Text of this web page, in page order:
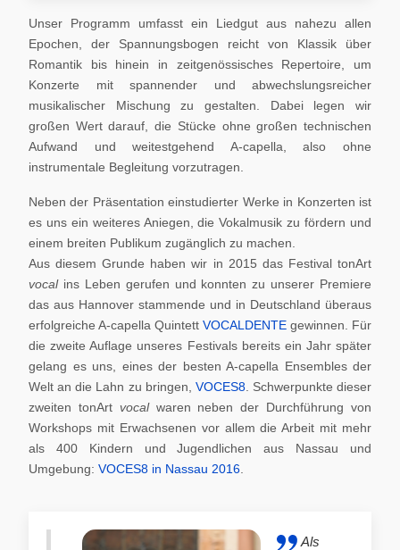
Unser Programm umfasst ein Liedgut aus nahezu allen
Epochen, der Spannungsbogen reicht von Klassik über
Romantik bis hinein in zeitgenössisches Repertoire, um
Konzerte mit spannender und abwechslungsreicher
musikalischer Mischung zu gestalten. Dabei legen wir
großen Wert darauf, die Stücke ohne großen technischen
Aufwand und weitestgehend A-capella, also ohne
instrumentale Begleitung vorzutragen.
Neben der Präsentation einstudierter Werke in Konzerten ist
es uns ein weiteres Aniegen, die Vokalmusik zu fördern und
einem breiten Publikum zugänglich zu machen.
Aus diesem Grunde haben wir in 2015 das Festival tonArt
vocal ins Leben gerufen und konnten zu unserer Premiere
das aus Hannover stammende und in Deutschland überaus
erfolgreiche A-capella Quintett VOCALDENTE gewinnen. Für
die zweite Auflage unseres Festivals bereits ein Jahr später
gelang es uns, eines der besten A-capella Ensembles der
Welt an die Lahn zu bringen, VOCES8. Schwerpunkte dieser
zweiten tonArt vocalwaren neben der Durchführung von
Workshops mit Erwachsenen vor allem die Arbeit mit mehr
als 400 Kindern und Jugendlichen aus Nassau und
Umgebung: VOCES8 in Nassau 2016
Als